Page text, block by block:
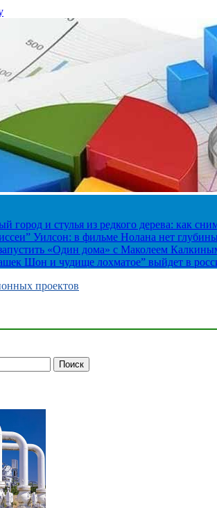
город и стулья из редкого дерева: как
Уилсон: в фильме Нолана нет глубины
«Один дома» с Маколеем
Шон и чудище лохматое” выйдет в
проектов